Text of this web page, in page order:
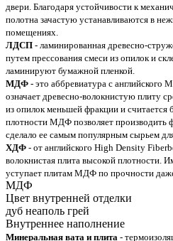
двери. Благодаря устойчивости к
полотна зачастую устанавливаются в
помещениях.
ЛДСП - ламинированная древесно-
путем прессования смеси из опилок и
ламинируют бумажной пленкой.
МДФ - это аббревиатура с английского
означает древесно-волокнистую плиту
из опилок меньшей фракции и считается
плотности МДФ позволяет производить
сделало ее самым популярным сырьем
ХДФ - от английского High Density
волокнистая плита высокой плотности.
уступает плитам МДФ по прочности
МДФ
Цвет внутренней отделки
дуб неаполь грей
Внутреннее наполнение
Минеральная вата и плита -